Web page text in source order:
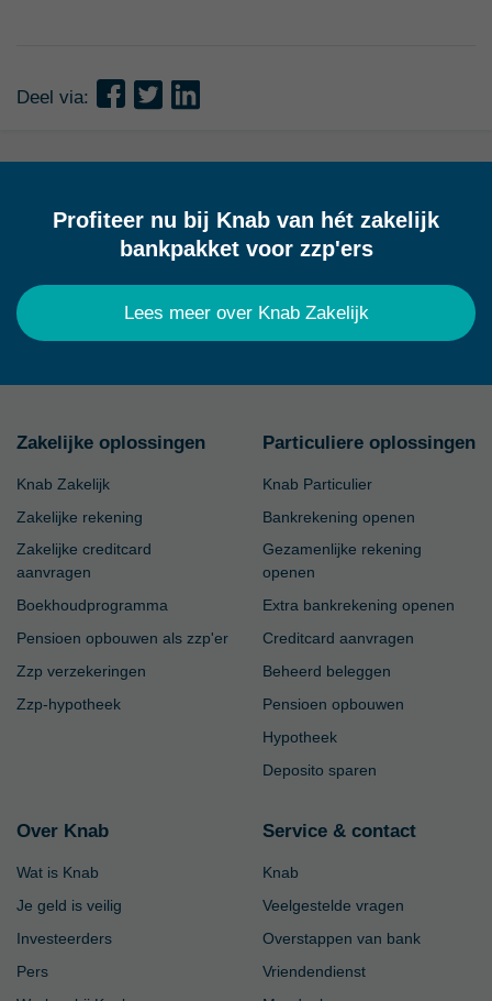
Deel via:
Profiteer nu bij Knab van hét zakelijk
bankpakket voor zzp'ers
Lees meer over Knab Zakelijk
Zakelijke oplossingen
Knab Zakelijk
Zakelijke rekening
Zakelijke creditcard
aanvragen
Boekhoudprogramma
Pensioen opbouwen als zzp'er
Zzp verzekeringen
Zzp-hypotheek
Particuliere oplossingen
Knab Particulier
Bankrekening openen
Gezamenlijke rekening
openen
Extra bankrekening openen
Creditcard aanvragen
Beheerd beleggen
Pensioen opbouwen
Hypotheek
Deposito sparen
Over Knab
Wat is Knab
Je geld is veilig
Investeerders
Pers
Service & contact
Knab
Veelgestelde vragen
Overstappen van bank
Vriendendienst